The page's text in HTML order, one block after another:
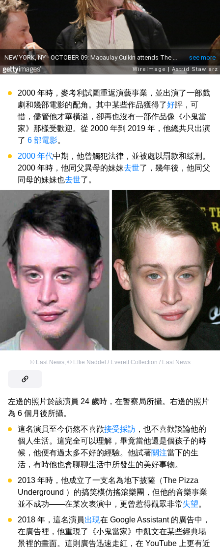
2000 年時，麥考利試圖重返演藝事業，並出演了一部戲
劇和幾部電影的配角。其中某些作品獲得了好評，可
惜，儘管他才華橫溢，卻再也沒有一部作品像《小鬼當
家》那樣受歡迎。從 2000 年到 2019 年，他總共只出演
了 6 部電影。
2000 年代中期，他曾觸犯法律，並被處以罰款和緩刑。
2000 年時，他同父異母的妹妹去世了，幾年後，他同父
同母的妹妹也去世了。
© East News, © Effie Naddel / Everett Collection / East News
左邊的照片於該演員 24 歲時，在警察局所攝。右邊的照片
為 6 個月後所攝。
這名演員至今仍然不喜歡接受採訪 ，也不喜歡談論他的
個人生活。這完全可以理解，畢竟當他還是個孩子的時
候，他便有過太多不好的經驗。他試著關注當下的生
活，有時他也會聊聊生活中所發生的美好事物。
2013 年時，他成立了一支名為地下披薩（The Pizza
Underground ）的搞笑模仿搖滾樂團，但他的音樂事業
並不成功——在某次表演中，更曾惹得觀眾非常失望。
2018 年，這名演員出現在 Google Assistant 的廣告中，
在廣告裡，他重現了《小鬼當家》中凱文在某些經典場
景裡的畫面。這則廣告迅速走紅，在 YouTube 上更有近